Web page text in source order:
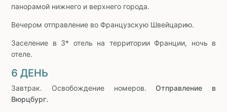
панорамой нижнего и верхнего города.
Вечером отправление во Французскую Швейцарию.
Заселение в 3* отель на территории Франции, ночь в
отеле.
6 ДЕНЬ
Завтрак. Освобождение номеров.Отправление в
Вюрцбург.